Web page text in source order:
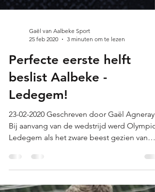
Gaël van Aalbeke Sport
25 feb 2020
3 minuten om te lezen
Perfecte eerste helft
beslist Aalbeke -
Ledegem!
23-02-2020 Geschreven door Gaël Agneray